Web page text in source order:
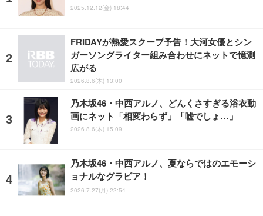
2025.12.12(金) 18:44
FRIDAYが熱愛スクープ予告！大河女優とシン
ガーソングライター組み合わせにネットで憶測
広がる
2026.8.6(木) 13:00
乃木坂46・中西アルノ、どんくさすぎる浴衣動
画にネット「相変わらず」「嘘でしょ…」
2026.8.6(木) 15:09
乃木坂46・中西アルノ、夏ならではのエモーシ
ョナルなグラビア！
2026.7.27(月) 22:54